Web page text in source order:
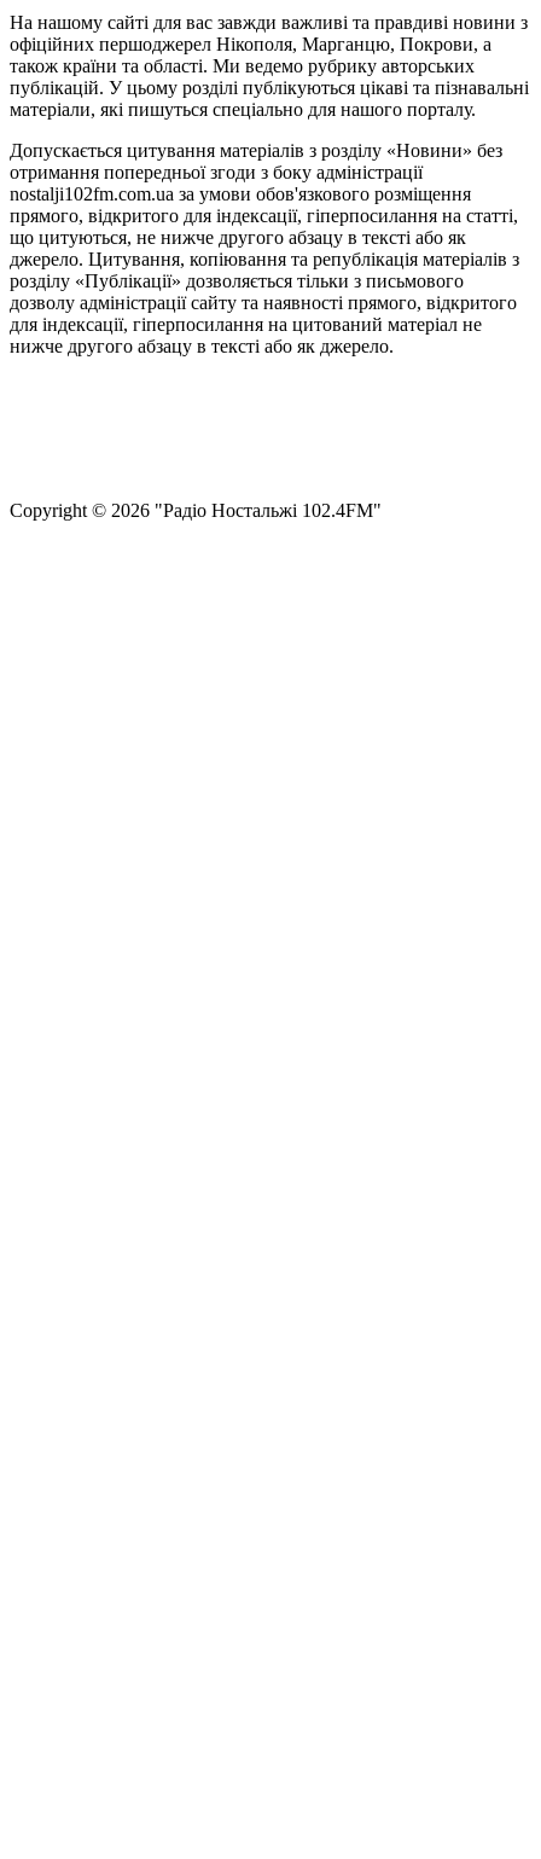
На нашому сайті для вас завжди важливі та правдиві новини з
офіційних першоджерел Нікополя, Марганцю, Покрови, а
також країни та області. Ми ведемо рубрику авторських
публікацій. У цьому розділі публікуються цікаві та пізнавальні
матеріали, які пишуться спеціально для нашого порталу.
Допускається цитування матеріалів з розділу «Новини» без
отримання попередньої згоди з боку адміністрації
nostalji102fm.com.ua за умови обов'язкового розміщення
прямого, відкритого для індексації, гіперпосилання на статті,
що цитуються, не нижче другого абзацу в тексті або як
джерело. Цитування, копіювання та републікація матеріалів з
розділу «Публікації» дозволяється тільки з письмового
дозволу адміністрації сайту та наявності прямого, відкритого
для індексації, гіперпосилання на цитований матеріал не
нижче другого абзацу в тексті або як джерело.
Сopyright © 2026 "Радіо Ностальжі 102.4FM"